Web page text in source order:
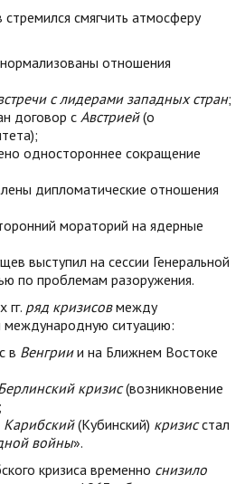
смягчить атмосферу
отношения
с лидерами западных стран;
договор с Австрией(о
одностороннее сокращение
дипломатические отношения
мораторий на ядерные
выступил на сессии Генеральной
по проблемам разоружения.
ряд кризисовмежду
ситуацию:
в Венгриии на Ближнем Востоке
кризис(возникновение
Карибский(Кубинский) кризисстал
войны».
кризиса временно снизило